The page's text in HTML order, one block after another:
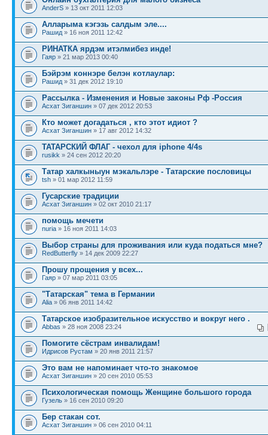
AnderS » 13 окт 2011 12:03
Алларыма кэгэзь салдым эле....
Рашид » 16 ноя 2011 12:42
РИНАТКА ярдэм итэлмибез инде!
Гаяр » 21 мар 2013 00:40
Бэйрэм коннэре белэн котлаулар:
Рашид » 31 дек 2012 19:10
Рассылка - Изменения и Новые законы Рф -Россия
Асхат Зиганшин » 07 дек 2012 20:53
Кто может догадаться , кто этот идиот ?
Асхат Зиганшин » 17 авг 2012 14:32
ТАТАРСКИЙ ФЛАГ - чехол для iphone 4/4s
rusikk » 24 сен 2012 20:20
Татар халкыныyн мэкальлэре - Татарские пословицы
tsh » 01 мар 2012 11:59
Гусарские традиции
Асхат Зиганшин » 02 окт 2010 21:17
помощь мечети
nuria » 16 ноя 2011 14:03
Выбор страны для проживания или куда податься мне?
RedButterfly » 14 дек 2009 22:27
Прошу прощения у всех...
Гаяр » 07 мар 2011 03:05
"Татарская" тема в Германии
Alia » 06 янв 2011 14:42
Татарское изобразительное искусство и вокруг него .
Abbas » 28 ноя 2008 23:24
Помогите сёстрам инвалидам!
Идрисов Рустам » 20 янв 2011 21:57
Это вам не напоминает что-то знакомое
Асхат Зиганшин » 20 сен 2010 05:53
Психологическая помощь Женщине большого города
Гузель » 16 сен 2010 09:20
Бер стакан сот.
Асхат Зиганшин » 06 сен 2010 04:11